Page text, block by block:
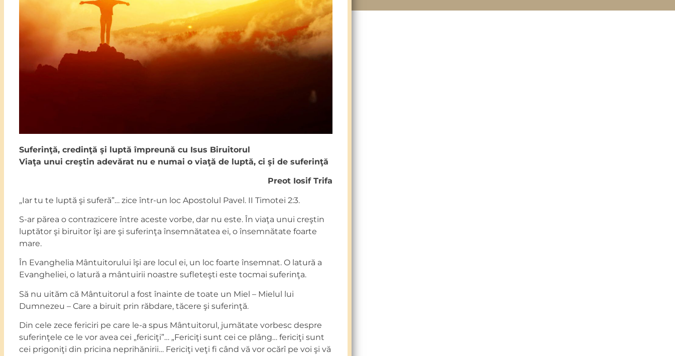
Suferinţă, credinţă şi luptă împreună cu Isus Biruitorul
Viaţa unui creştin adevărat nu e numai o viaţă de luptă, ci şi de suferinţă
Preot Iosif Trifa
„Iar tu te luptă şi suferă”… zice într-un loc Apostolul Pavel. II Timotei 2:3.
S-ar părea o contrazicere între aceste vorbe, dar nu este. În viaţa unui creştin
luptător şi biruitor îşi are şi suferinţa însemnătatea ei, o însemnătate foarte
mare.
În Evanghelia Mântuitorului îşi are locul ei, un loc foarte însemnat. O latură a
Evangheliei, o latură a mântuirii noastre sufleteşti este tocmai suferinţa.
Să nu uităm că Mântuitorul a fost înainte de toate un Miel – Mielul lui
Dumnezeu – Care a biruit prin răbdare, tăcere şi suferinţă.
Din cele zece fericiri pe care le-a spus Mântuitorul, jumătate vorbesc despre
suferinţele ce le vor avea cei „fericiţi”… „Fericiţi sunt cei ce plâng… fericiţi sunt
cei prigoniţi din pricina neprihănirii… Fericiţi veţi fi când vă vor ocărî pe voi şi vă